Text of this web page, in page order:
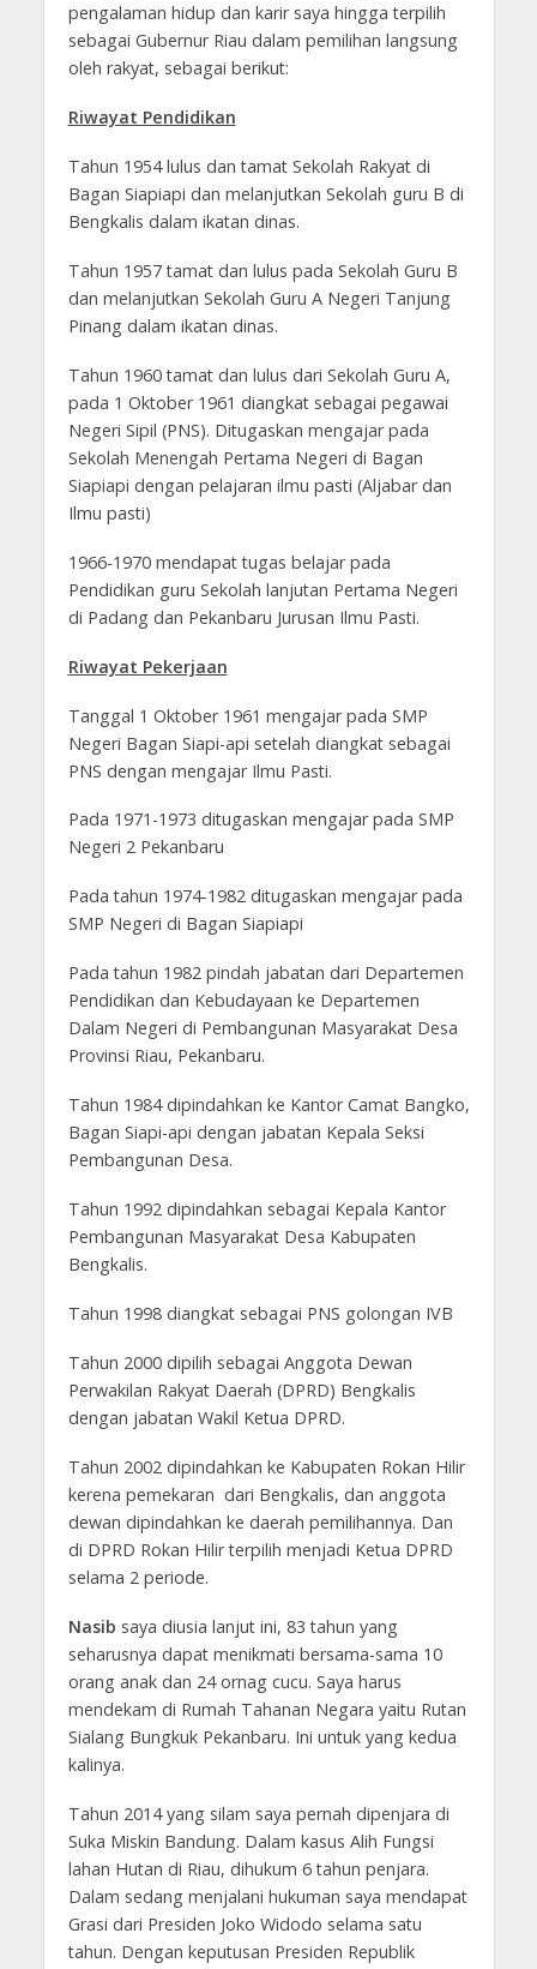
pengalaman hidup dan karir saya hingga terpilih
sebagai Gubernur Riau dalam pemilihan langsung
oleh rakyat, sebagai berikut:
Riwayat Pendidikan
Tahun 1954 lulus dan tamat Sekolah Rakyat di
Bagan Siapiapi dan melanjutkan Sekolah guru B di
Bengkalis dalam ikatan dinas.
Tahun 1957 tamat dan lulus pada Sekolah Guru B
dan melanjutkan Sekolah Guru A Negeri Tanjung
Pinang dalam ikatan dinas.
Tahun 1960 tamat dan lulus dari Sekolah Guru A,
pada 1 Oktober 1961 diangkat sebagai pegawai
Negeri Sipil (PNS). Ditugaskan mengajar pada
Sekolah Menengah Pertama Negeri di Bagan
Siapiapi dengan pelajaran ilmu pasti (Aljabar dan
Ilmu pasti)
1966-1970 mendapat tugas belajar pada
Pendidikan guru Sekolah lanjutan Pertama Negeri
di Padang dan Pekanbaru Jurusan Ilmu Pasti.
Riwayat Pekerjaan
Tanggal 1 Oktober 1961 mengajar pada SMP
Negeri Bagan Siapi-api setelah diangkat sebagai
PNS dengan mengajar Ilmu Pasti.
Pada 1971-1973 ditugaskan mengajar pada SMP
Negeri 2 Pekanbaru
Pada tahun 1974-1982 ditugaskan mengajar pada
SMP Negeri di Bagan Siapiapi
Pada tahun 1982 pindah jabatan dari Departemen
Pendidikan dan Kebudayaan ke Departemen
Dalam Negeri di Pembangunan Masyarakat Desa
Provinsi Riau, Pekanbaru.
Tahun 1984 dipindahkan ke Kantor Camat Bangko,
Bagan Siapi-api dengan jabatan Kepala Seksi
Pembangunan Desa.
Tahun 1992 dipindahkan sebagai Kepala Kantor
Pembangunan Masyarakat Desa Kabupaten
Bengkalis.
Tahun 1998 diangkat sebagai PNS golongan IVB
Tahun 2000 dipilih sebagai Anggota Dewan
Perwakilan Rakyat Daerah (DPRD) Bengkalis
dengan jabatan Wakil Ketua DPRD.
Tahun 2002 dipindahkan ke Kabupaten Rokan Hilir
kerena pemekaran dari Bengkalis, dan anggota
dewan dipindahkan ke daerah pemilihannya. Dan
di DPRD Rokan Hilir terpilih menjadi Ketua DPRD
selama 2 periode.
Nasib saya diusia lanjut ini, 83 tahun yang
seharusnya dapat menikmati bersama-sama 10
orang anak dan 24 ornag cucu. Saya harus
mendekam di Rumah Tahanan Negara yaitu Rutan
Sialang Bungkuk Pekanbaru. Ini untuk yang kedua
kalinya.
Tahun 2014 yang silam saya pernah dipenjara di
Suka Miskin Bandung. Dalam kasus Alih Fungsi
lahan Hutan di Riau, dihukum 6 tahun penjara.
Dalam sedang menjalani hukuman saya mendapat
Grasi dari Presiden Joko Widodo selama satu
tahun. Dengan keputusan Presiden Republik